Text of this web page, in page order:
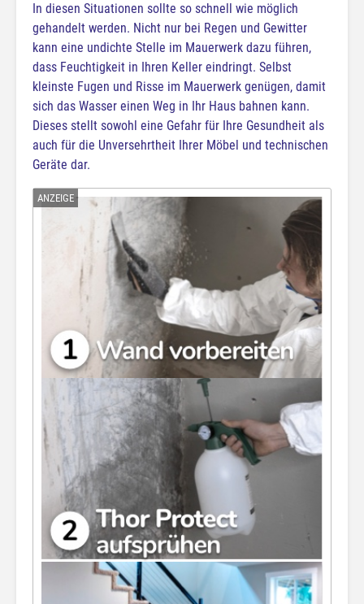
In diesen Situationen sollte so schnell wie möglich
gehandelt werden. Nicht nur bei Regen und Gewitter
kann eine undichte Stelle im Mauerwerk dazu führen,
dass Feuchtigkeit in Ihren Keller eindringt. Selbst
kleinste Fugen und Risse im Mauerwerk genügen, damit
sich das Wasser einen Weg in Ihr Haus bahnen kann.
Dieses stellt sowohl eine Gefahr für Ihre Gesundheit als
auch für die Unversehrtheit Ihrer Möbel und technischen
Geräte dar.